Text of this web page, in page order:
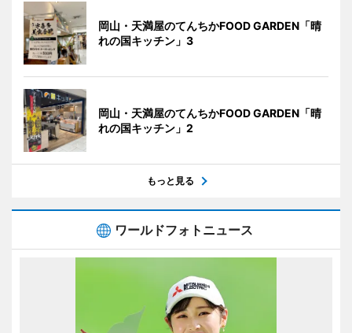
岡山・天満屋のてんちかFOOD GARDEN「晴
れの国キッチン」3
岡山・天満屋のてんちかFOOD GARDEN「晴
れの国キッチン」2
もっと見る
ワールドフォトニュース